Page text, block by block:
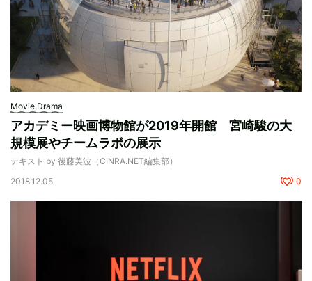
Movie,Drama
アカデミー映画博物館が2019年開館 宮崎駿の大
規模展やチームラボの展示
テキスト by 後藤美波（CINRA.NET編集部）
2018.12.05
0